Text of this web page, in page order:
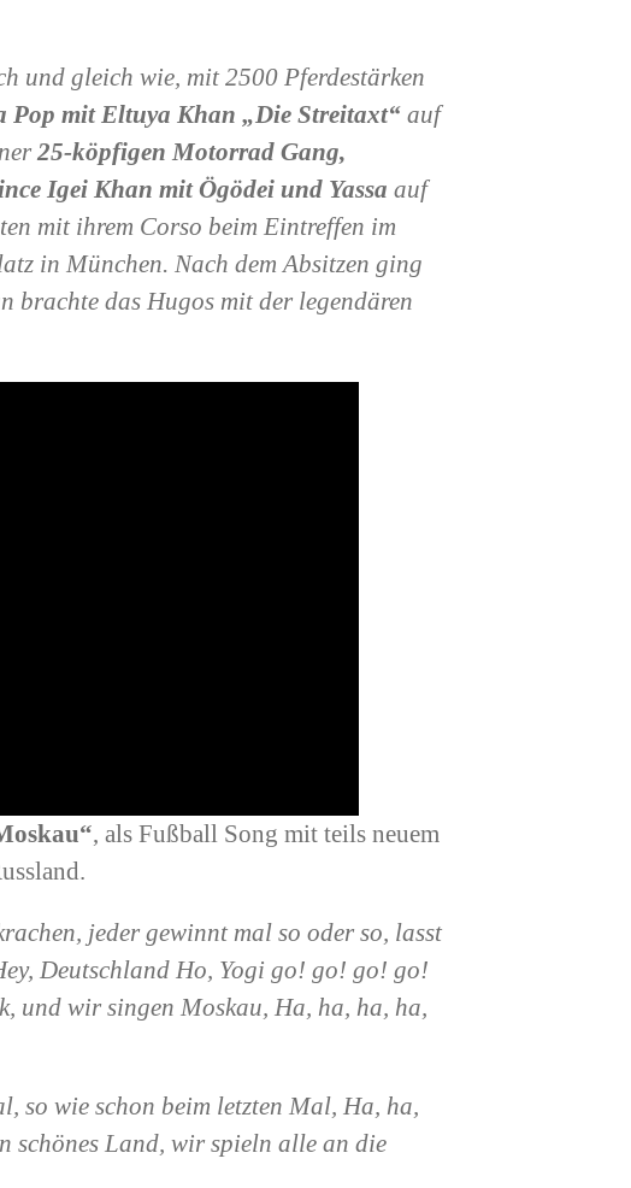
und gleich wie, mit 2500 Pferdestärken
Pop mit Eltuya Khan „Die Streitaxt“auf
25-köpfigen Motorrad Gang,
Igei Khan mit Ögödei und Yassaauf
mit ihrem Corso beim Eintreffen im
in München. Nach dem Absitzen ging
brachte das Hugos mit der legendären
, als Fußball Song mit teils neuem
jeder gewinnt mal so oder so, lasst
Deutschland Ho, Yogi go! go! go! go!
und wir singen Moskau, Ha, ha, ha, ha,
so wie schon beim letzten Mal, Ha, ha,
schönes Land, wir spieln alle an die